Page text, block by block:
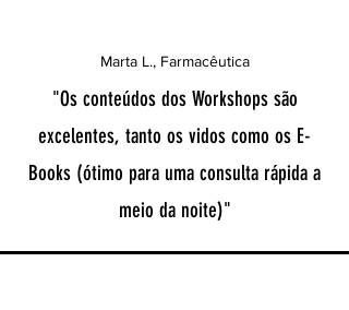
Marta L., Farmacêutica
"Os conteúdos dos Workshops são
excelentes, tanto os vidos como os E-
Books (ótimo para uma consulta rápida a
meio da noite)"